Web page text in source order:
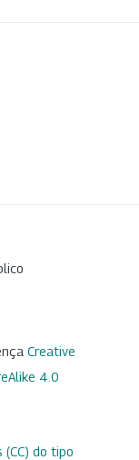
Creative
4.0
(CC) do tipo